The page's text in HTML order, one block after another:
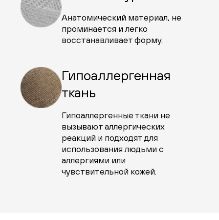
Анатомический материал, не
проминается и легко
восстанавливает форму.
Гипоаллергенная
ткань
Гипоаллергенные ткани не
вызывают аллергических
реакций и подходят для
использования людьми с
аллергиями или
чувствительной кожей.